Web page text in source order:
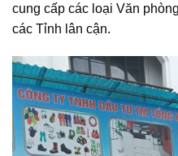
cung cấp các loại Văn
các Tỉnh lân cận.